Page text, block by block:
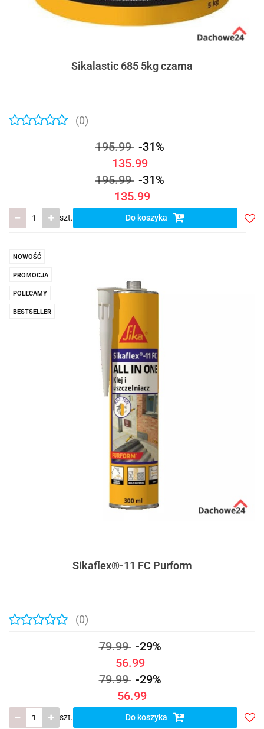
Sikalastic 685 5kg czarna
(0)
195.99 -31%
135.99
195.99 -31%
135.99
szt. Do koszyka
NOWOŚĆ
PROMOCJA
POLECAMY
BESTSELLER
Sikaflex®-11 FC Purform
(0)
79.99 -29%
56.99
79.99 -29%
56.99
szt. Do koszyka